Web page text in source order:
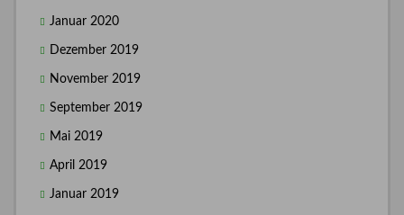
Januar 2020
Dezember 2019
November 2019
September 2019
Mai 2019
April 2019
Januar 2019